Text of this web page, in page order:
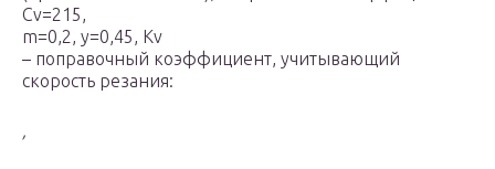
Сv=215,
m=0,2, у=0,45, Кv
– поправочный коэффициент, учитывающий
скорость резания:
,